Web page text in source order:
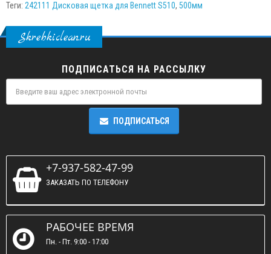
Теги: 242111 Дисковая щетка для Bennett S510, 500мм
Skrebkiclean.ru
ПОДПИСАТЬСЯ НА РАССЫЛКУ
ПОДПИСАТЬСЯ
+7-937-582-47-99
ЗАКАЗАТЬ ПО ТЕЛЕФОНУ
РАБОЧЕЕ ВРЕМЯ
Пн. - Пт. 9:00 - 17:00